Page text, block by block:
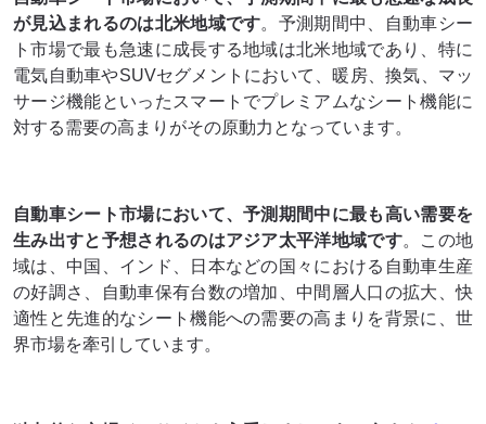
が見込まれるのは北米地域です。予測期間中、自動車シー
ト市場で最も急速に成長する地域は北米地域であり、特に
電気自動車やSUVセグメントにおいて、暖房、換気、マッ
サージ機能といったスマートでプレミアムなシート機能に
対する需要の高まりがその原動力となっています。
自動車シート市場において、予測期間中に最も高い需要を
生み出すと予想されるのはアジア太平洋地域です。この地
域は、中国、インド、日本などの国々における自動車生産
の好調さ、自動車保有台数の増加、中間層人口の拡大、快
適性と先進的なシート機能への需要の高まりを背景に、世
界市場を牽引しています。